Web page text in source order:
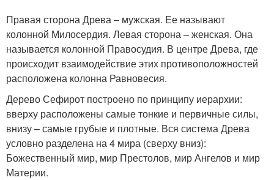
Правая сторона Древа – мужская. Ее называют
колонной Милосердия. Левая сторона – женская. Она
называется колонной Правосудия. В центре Древа, где
происходит взаимодействие этих противоположностей
расположена колонна Равновесия.
Дерево Сефирот построено по принципу иерархии:
вверху расположены самые тонкие и первичные силы,
внизу – самые грубые и плотные. Вся система Древа
условно разделена на 4 мира (сверху вниз):
Божественный мир, мир Престолов, мир Ангелов и мир
Материи.